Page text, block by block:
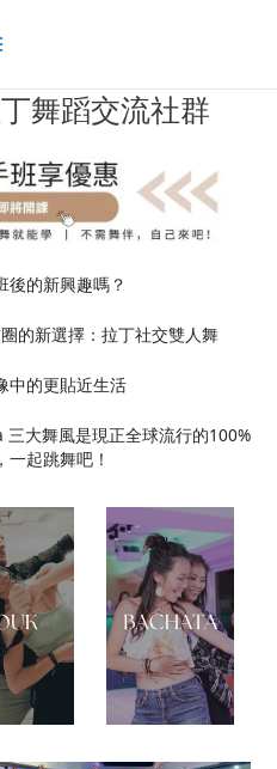
舞蹈交流社群
後的新興趣嗎？
的新選擇：拉丁社交雙人舞
中的更貼近生活
大舞風是現正全球流行的100%
一起跳舞吧！